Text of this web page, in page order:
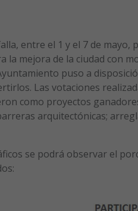
entre el 1 y el 7 de
la mejora de la ciudad con
puso a
Las votaciones
como proyectos
arquitectónicas;
se podrá observar el